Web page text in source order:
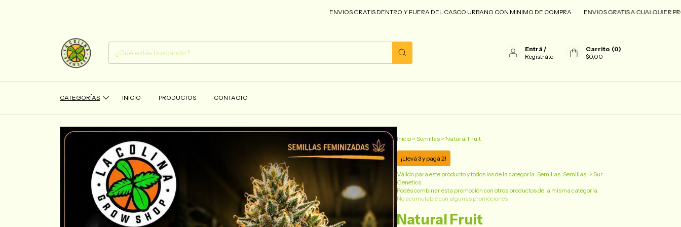
ENVIOS GRATIS DENTRO Y FUERA DEL CASCO URBANO CON MINIMO DE COMPRA ENVIOS GRATIS A CUALQUIER
Entrá /
Registráte
Carrito (0)
$0,00
CATEGORÍAS INICIO PRODUCTOS CONTACTO
Inicio > Semillas > Natural Fruit
¡Llevá 3 y pagá 2!
Válido para este producto y todos los de la categoría: Semillas, Semillas -> Sur
Genetics.
Podés combinar esta promoción con otros productos de la misma categoría.
No acumulable con algunas promociones
Natural Fruit